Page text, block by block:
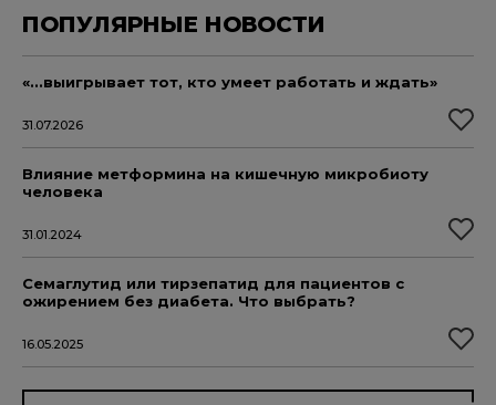
ПОПУЛЯРНЫЕ НОВОСТИ
«...выигрывает тот, кто умеет работать и ждать»
31.07.2026
Влияние метформина на кишечную микробиоту
человека
31.01.2024
Семаглутид или тирзепатид для пациентов с
ожирением без диабета. Что выбрать?
16.05.2025